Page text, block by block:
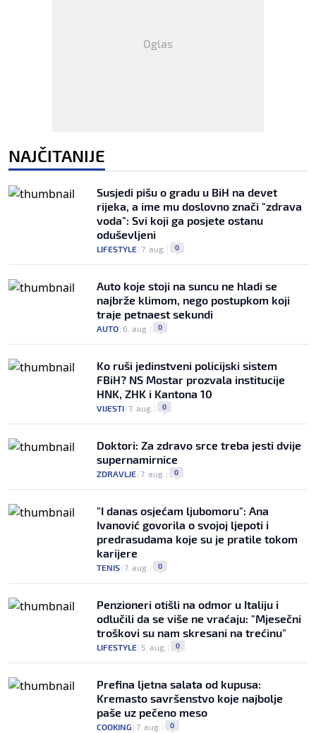
Oglas
NAJČITANIJE
Susjedi pišu o gradu u BiH na devet
rijeka, a ime mu doslovno znači "zdrava
voda": Svi koji ga posjete ostanu
oduševljeni
LIFESTYLE| 7. aug. | 0
Auto koje stoji na suncu ne hladi se
najbrže klimom, nego postupkom koji
traje petnaest sekundi
AUTO| 6. aug. | 0
Ko ruši jedinstveni policijski sistem
FBiH? NS Mostar prozvala institucije
HNK, ZHK i Kantona 10
VIJESTI| 7. aug. | 0
Doktori: Za zdravo srce treba jesti dvije
supernamirnice
ZDRAVLJE| 7. aug. | 0
"I danas osjećam ljubomoru": Ana
Ivanović govorila o svojoj ljepoti i
predrasudama koje su je pratile tokom
karijere
TENIS| 7. aug. | 0
Penzioneri otišli na odmor u Italiju i
odlučili da se više ne vraćaju: "Mjesečni
troškovi su nam skresani na trećinu"
LIFESTYLE| 5. aug. | 0
Prefina ljetna salata od kupusa:
Kremasto savršenstvo koje najbolje
paše uz pečeno meso
COOKING | 7. aug. | 0